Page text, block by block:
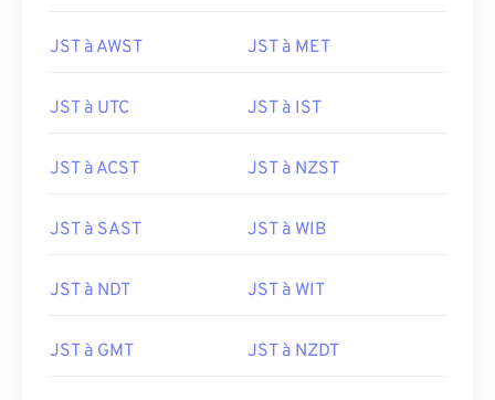
JST à AWST JST à MET
JST à UTC JST à IST
JST à ACST JST à NZST
JST à SAST JST à WIB
JST à NDT JST à WIT
JST à GMT JST à NZDT